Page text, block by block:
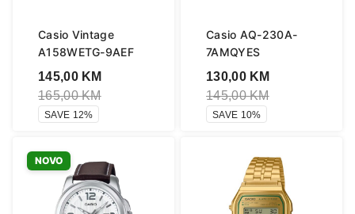
Casio Vintage
A158WETG-9AEF
145,00 KM
165,00KM
SAVE 12%
Casio AQ-230A-
7AMQYES
130,00 KM
145,00KM
SAVE 10%
NOVO